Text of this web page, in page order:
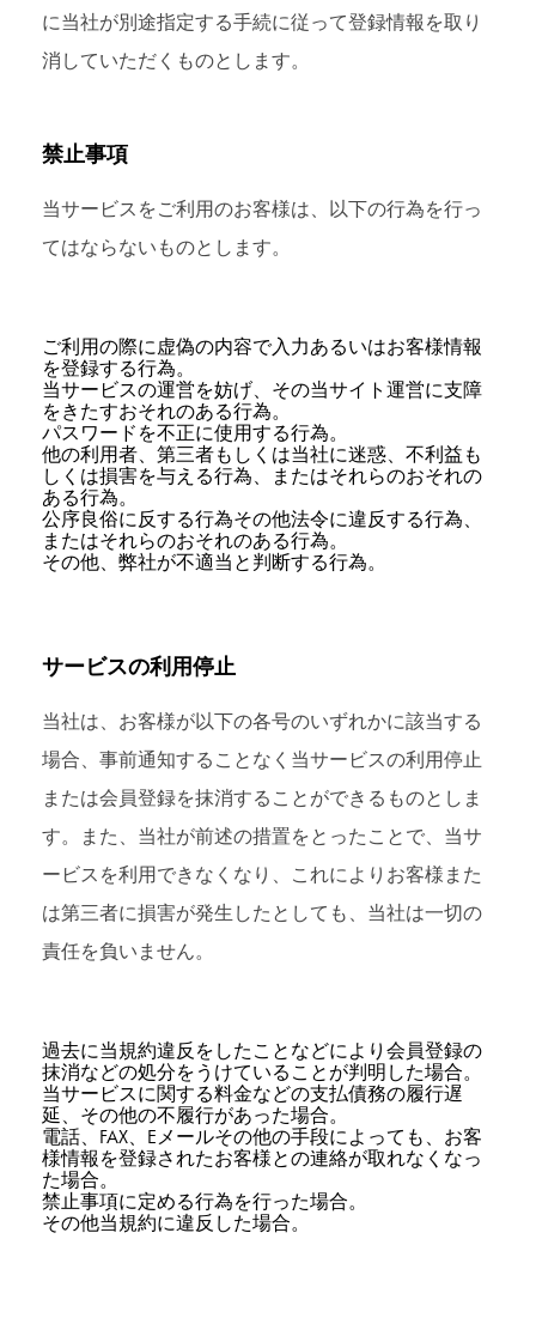
に当社が別途指定する手続に従って登録情報を取り
消していただくものとします。
禁止事項
当サービスをご利用のお客様は、以下の行為を行っ
てはならないものとします。
ご利用の際に虚偽の内容で入力あるいはお客様情報
を登録する行為。
当サービスの運営を妨げ、その当サイト運営に支障
をきたすおそれのある行為。
パスワードを不正に使用する行為。
他の利用者、第三者もしくは当社に迷惑、不利益も
しくは損害を与える行為、またはそれらのおそれの
ある行為。
公序良俗に反する行為その他法令に違反する行為、
またはそれらのおそれのある行為。
その他、弊社が不適当と判断する行為。
サービスの利用停止
当社は、お客様が以下の各号のいずれかに該当する
場合、事前通知することなく当サービスの利用停止
または会員登録を抹消することができるものとしま
す。また、当社が前述の措置をとったことで、当サ
ービスを利用できなくなり、これによりお客様また
は第三者に損害が発生したとしても、当社は一切の
責任を負いません。
過去に当規約違反をしたことなどにより会員登録の
抹消などの処分をうけていることが判明した場合。
当サービスに関する料金などの支払債務の履行遅
延、その他の不履行があった場合。
電話、FAX、Eメールその他の手段によっても、お客
様情報を登録されたお客様との連絡が取れなくなっ
た場合。
禁止事項に定める行為を行った場合。
その他当規約に違反した場合。